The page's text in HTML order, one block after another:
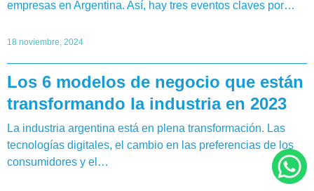
empresas en Argentina. Así, hay tres eventos claves por…
18 noviembre, 2024
Los 6 modelos de negocio que están
transformando la industria en 2023
La industria argentina está en plena transformación. Las
tecnologías digitales, el cambio en las preferencias de los
consumidores y el…